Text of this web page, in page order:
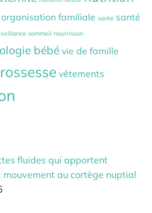
organisation familiale santé santé
sommeil nourrisson
bébé vie de famille
vêtements
fluides qui apportent
mouvement au cortège nuptial